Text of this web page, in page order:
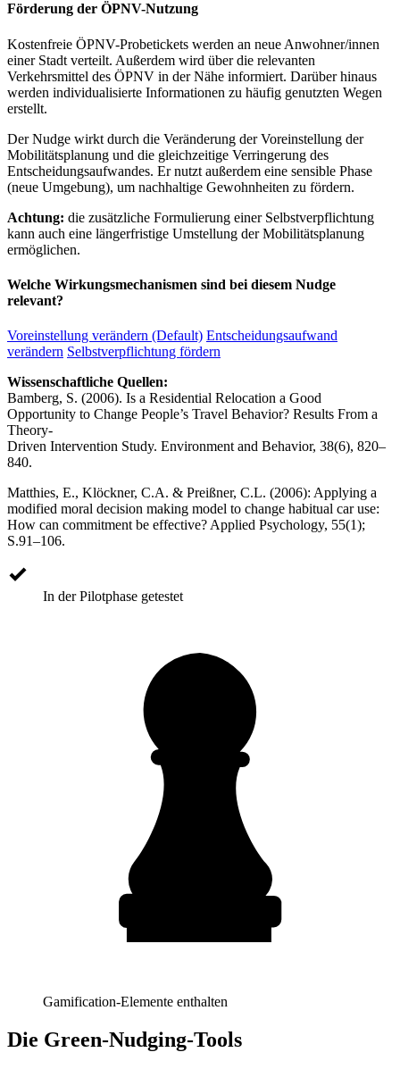
Förderung der ÖPNV-Nutzung
Kostenfreie ÖPNV-Probetickets werden an neue Anwohner/innen
einer Stadt verteilt. Außerdem wird über die relevanten
Verkehrsmittel des ÖPNV in der Nähe informiert. Darüber hinaus
werden individualisierte Informationen zu häufig genutzten Wegen
erstellt.
Der Nudge wirkt durch die Veränderung der Voreinstellung der
Mobilitätsplanung und die gleichzeitige Verringerung des
Entscheidungsaufwandes. Er nutzt außerdem eine sensible Phase
(neue Umgebung), um nachhaltige Gewohnheiten zu fördern.
Achtung: die zusätzliche Formulierung einer Selbstverpflichtung
kann auch eine längerfristige Umstellung der Mobilitätsplanung
ermöglichen.
Welche Wirkungsmechanismen sind bei diesem Nudge
relevant?
Voreinstellung verändern (Default) Entscheidungsaufwand
verändern Selbstverpflichtung fördern
Wissenschaftliche Quellen:
Bamberg, S. (2006). Is a Residential Relocation a Good
Opportunity to Change People’s Travel Behavior? Results From a
Theory-
Driven Intervention Study. Environment and Behavior, 38(6), 820–
840.
Matthies, E., Klöckner, C.A. & Preißner, C.L. (2006): Applying a
modified moral decision making model to change habitual car use:
How can commitment be effective? Applied Psychology, 55(1);
S.91–106.
In der Pilotphase getestet
Gamification-Elemente enthalten
Die Green-Nudging-Tools